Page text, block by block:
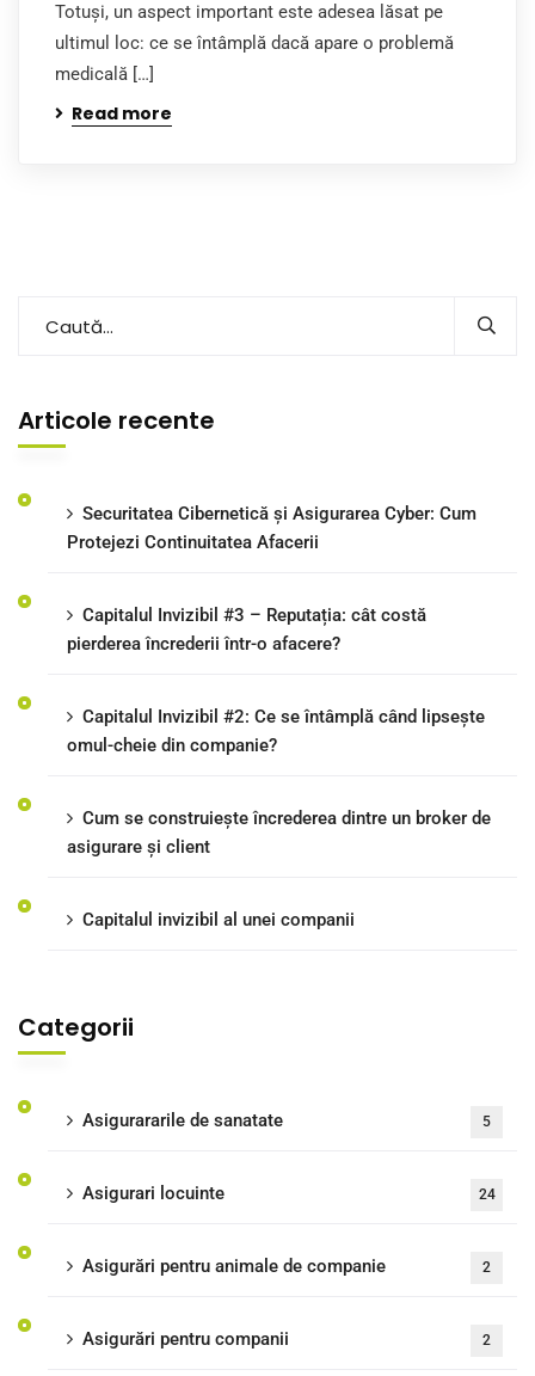
Totuși, un aspect important este adesea lăsat pe
ultimul loc: ce se întâmplă dacă apare o problemă
medicală […]
Read more
Articole recente
Securitatea Cibernetică și Asigurarea Cyber: Cum
Protejezi Continuitatea Afacerii
Capitalul Invizibil #3 – Reputația: cât costă
pierderea încrederii într-o afacere?
Capitalul Invizibil #2: Ce se întâmplă când lipsește
omul-cheie din companie?
Cum se construiește încrederea dintre un broker de
asigurare și client
Capitalul invizibil al unei companii
Categorii
Asigurararile de sanatate 5
Asigurari locuinte 24
Asigurări pentru animale de companie 2
Asigurări pentru companii 2